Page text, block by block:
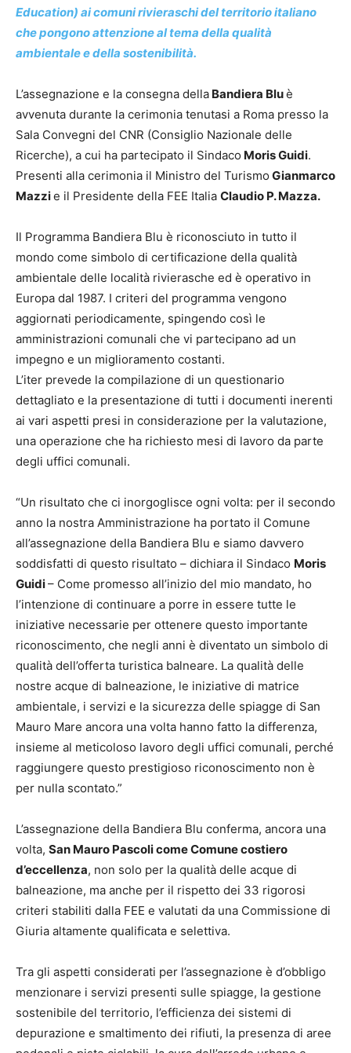
Education) ai comuni rivieraschi del territorio italiano
che pongono attenzione al tema della qualità
ambientale e della sostenibilità.
L’assegnazione e la consegna della Bandiera Bluè
avvenuta durante la cerimonia tenutasi a Roma presso la
Sala Convegni del CNR (Consiglio Nazionale delle
Ricerche), a cui ha partecipato il Sindaco Moris Guidi.
Presenti alla cerimonia il Ministro del Turismo Gianmarco
Mazzie il Presidente della FEE Italia Claudio P. Mazza.
Il Programma Bandiera Blu è riconosciuto in tutto il
mondo come simbolo di certificazione della qualità
ambientale delle località rivierasche ed è operativo in
Europa dal 1987. I criteri del programma vengono
aggiornati periodicamente, spingendo così le
amministrazioni comunali che vi partecipano ad un
impegno e un miglioramento costanti.
L’iter prevede la compilazione di un questionario
dettagliato e la presentazione di tutti i documenti inerenti
ai vari aspetti presi in considerazione per la valutazione,
una operazione che ha richiesto mesi di lavoro da parte
degli uffici comunali.
“Un risultato che ci inorgoglisce ogni volta: per il secondo
anno la nostra Amministrazione ha portato il Comune
all’assegnazione della Bandiera Blu e siamo davvero
soddisfatti di questo risultato – dichiara il Sindaco Moris
Guidi– Come promesso all’inizio del mio mandato, ho
l’intenzione di continuare a porre in essere tutte le
iniziative necessarie per ottenere questo importante
riconoscimento, che negli anni è diventato un simbolo di
qualità dell’offerta turistica balneare. La qualità delle
nostre acque di balneazione, le iniziative di matrice
ambientale, i servizi e la sicurezza delle spiagge di San
Mauro Mare ancora una volta hanno fatto la differenza,
insieme al meticoloso lavoro degli uffici comunali, perché
raggiungere questo prestigioso riconoscimento non è
per nulla scontato.”
L’assegnazione della Bandiera Blu conferma, ancora una
volta, San Mauro Pascoli come Comune costiero
d’eccellenza, non solo per la qualità delle acque di
balneazione, ma anche per il rispetto dei 33 rigorosi
criteri stabiliti dalla FEE e valutati da una Commissione di
Giuria altamente qualificata e selettiva.
Tra gli aspetti considerati per l’assegnazione è d’obbligo
menzionare i servizi presenti sulle spiagge, la gestione
sostenibile del territorio, l’efficienza dei sistemi di
depurazione e smaltimento dei rifiuti, la presenza di aree